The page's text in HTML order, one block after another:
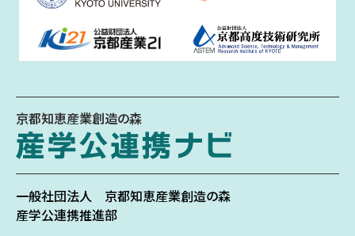
京都知恵産業創造の森
一般社団法人 京都知恵産業創造の森
産学公連携推進部